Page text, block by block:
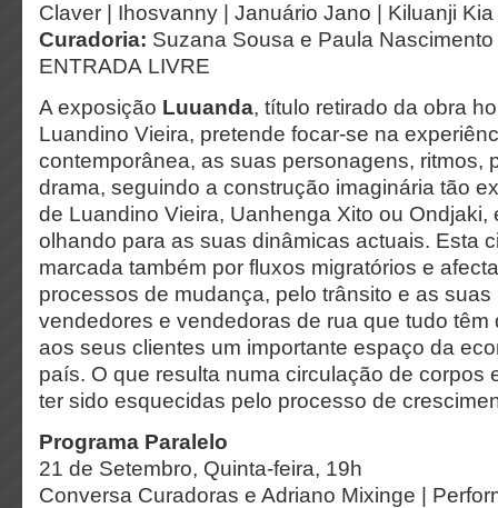
Claver | Ihosvanny | Januário Jano | Kiluanji
Curadoria: Suzana Sousa e Paula Nascimento
ENTRADA LIVRE
A exposição Luuanda, título retirado da obra
Luandino Vieira, pretende focar-se na
contemporânea, as suas personagens, ritmos,
drama, seguindo a construção imaginária tão
de Luandino Vieira, Uanhenga Xito ou Ondjaki,
olhando para as suas dinâmicas actuais. Esta
marcada também por fluxos migratórios e
processos de mudança, pelo trânsito e as
vendedores e vendedoras de rua que tudo
aos seus clientes um importante espaço da
país. O que resulta numa circulação de corpos
ter sido esquecidas pelo processo de
Programa Paralelo
21 de Setembro, Quinta-feira, 19h
Conversa Curadoras e Adriano Mixinge |